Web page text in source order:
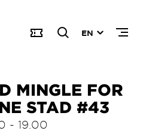
EN
MINGLE FOR
STAD #43
- 19.00